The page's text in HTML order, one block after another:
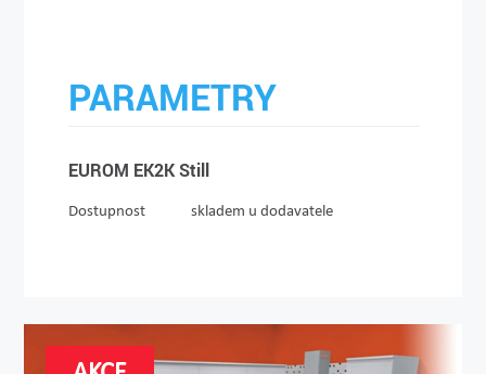
PARAMETRY
EUROM EK2K Still
Dostupnost skladem u dodavatele